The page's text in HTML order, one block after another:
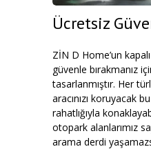
Ücretsiz
ZİN D Home’un kapalı
güvenle bırakmanız
tasarlanmıştır. Her
aracınızı koruyacak
rahatlığıyla
otopark alanlarımız
arama derdi